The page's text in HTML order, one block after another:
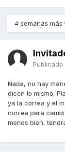
4 semanas más
Publicado
Nada, no hay
dicen lo mismo.
ya la correa y el
correa para
menos bien,